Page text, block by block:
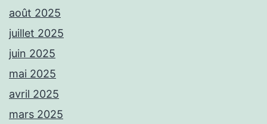
août 2025
juillet 2025
juin 2025
mai 2025
avril 2025
mars 2025